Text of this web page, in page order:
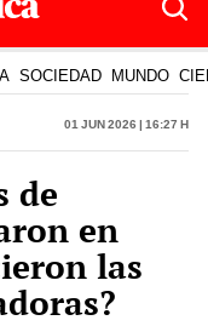
SOCIEDAD MUNDO
01 Jun 2026 | 16:27 h
de
en
las